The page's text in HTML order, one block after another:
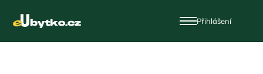
Přihlášení